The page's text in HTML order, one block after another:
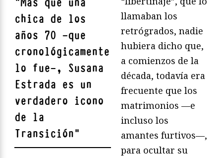
chica de los
años 70 —que
cronológicamente
lo fue—, Susana
Estrada es un
verdadero icono
de la
Transición"
llamaban los
retrógrados, nadie
hubiera dicho que,
a comienzos de la
década, todavía era
frecuente que los
matrimonios —e
incluso los
amantes furtivos—,
para ocultar su